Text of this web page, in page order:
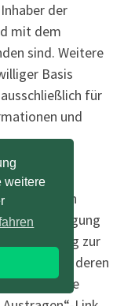
weitere
der
mit dem
sind. Weitere
Basis
für
und
Daten
Einwilligung
Einwilligung zur
sowie deren
können Sie